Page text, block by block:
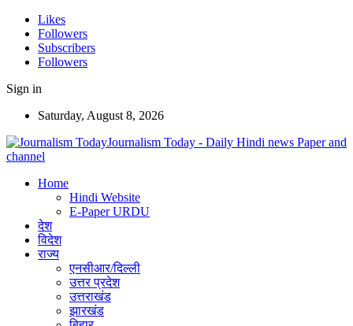
Likes
Followers
Subscribers
Followers
Sign in
Saturday, August 8, 2026
Journalism Today - Daily Hindi news Paper and
channel
Home
Hindi Website
E-Paper URDU
देश
विदेश
राज्य
एनसीआर/दिल्ली
उत्तर प्रदेश
उत्तराखंड
झारखंड